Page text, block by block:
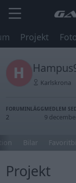
Projekt
Karlskrona
FORUMINLÄGG
2
MEDLEM
9
Bilar
Projekt